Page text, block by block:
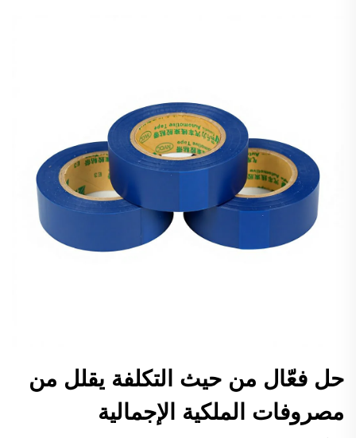
حل فعّال من حيث التكلفة يقلل من
مصروفات الملكية الإجمالية